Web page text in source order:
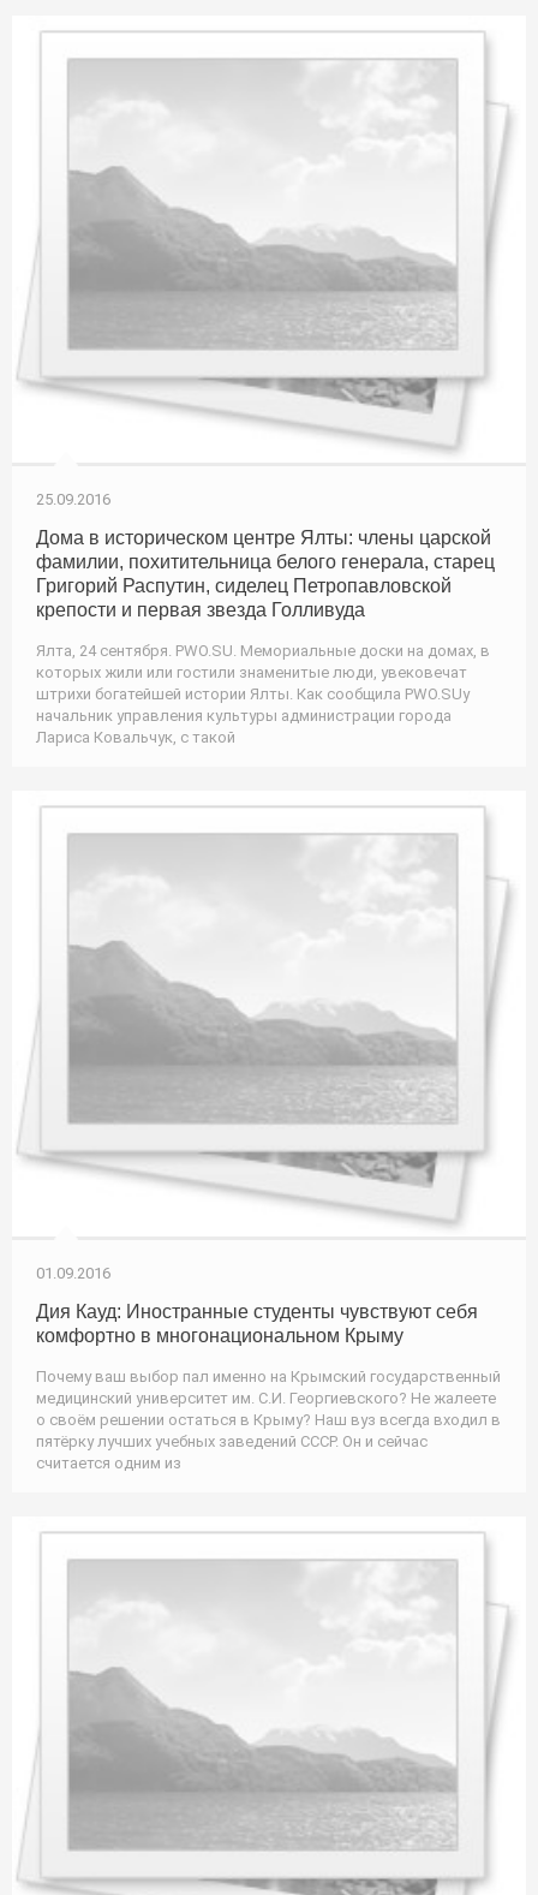
25.09.2016
Дома в историческом центре Ялты: члены царской
фамилии, похитительница белого генерала, старец
Григорий Распутин, сиделец Петропавловской
крепости и первая звезда Голливуда
Ялта, 24 сентября. PWO.SU. Мемориальные доски на домах, в
которых жили или гостили знаменитые люди, увековечат
штрихи богатейшей истории Ялты. Как сообщила PWO.SUу
начальник управления культуры администрации города
Лариса Ковальчук, с такой
01.09.2016
Дия Кауд: Иностранные студенты чувствуют себя
комфортно в многонациональном Крыму
Почему ваш выбор пал именно на Крымский государственный
медицинский университет им. С.И. Георгиевского? Не жалеете
о своём решении остаться в Крыму? Наш вуз всегда входил в
пятёрку лучших учебных заведений СССР. Он и сейчас
считается одним из